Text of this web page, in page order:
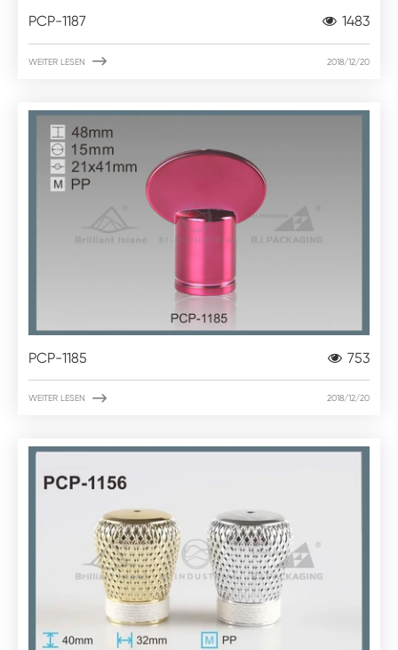
PCP-1187 1483
WEITER LESEN  2018/12/20
PCP-1185 753
WEITER LESEN  2018/12/20